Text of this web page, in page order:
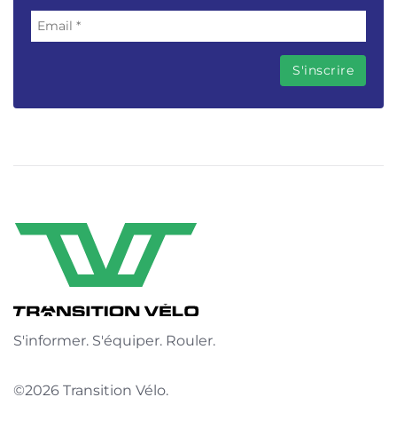
S'informer. S'équiper. Rouler.
©2026 Transition Vélo.